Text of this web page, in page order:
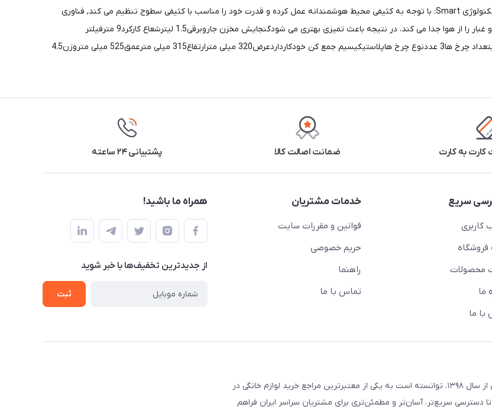
مایعاتنداردنوع موتورموتور قوی و قدرتمند و در عین حال کم صداقابلیت هاتکنولوژی Smart: با توجه به کثیفی محیط هوشمندانه عمل کرده و قدرت خود را مناسب با کثیفی سطوح تنظیم می کند, فناوری
PowerCyclone 5 : جریان هوا در محفظه استوانه ای را تسریع می کند و گرد و غبار را از هوا جدا می کند، در نتیجه باعث تمیزی بهتری می شودگنجایش مخزن جاروبرقی1.5 لیترشعاع کارکرد9 مترفیلتر
بهداشتیداردفیلتر هوافیلتر قابل شستشو Filter EPA 10لوله خرطومیپلاستیکیتعداد چرخ ها3 عددنوع چرخ هاپلاستیکیسیم جمع کن خودکارداردعرض320 میلی مترارتفاع315 میلی مترعمق525 میلی متروزن4.5
کارت به کارت ضمانت اصالت کالا پشتیبانی ۲۴ ساعته
سریع
کاربری
فروشگاه
محصولات
ما
با ما
خدمات مشتریان
قوانین و مقررات سایت
حریم خصوصی
راهنما
تماس با ما
همراه ما باشید!
از جدید‌ترین تخفیف‌ها با‌ خبر شوید
ثبت
فروشگاه لوازم خانگی امید جنوب با تکیه بر سال‌ها تجربه و آغاز فعالیت رسمی از سال ۱۳۹۸، توانسته است به یکی از معتبرترین مراجع خرید لوازم خانگی در
خود را آغاز کرده‌ایم تا دسترسی سریع‌تر، آسان‌تر و مطمئن‌تری برای مشتریان سراسر ایران فراهم